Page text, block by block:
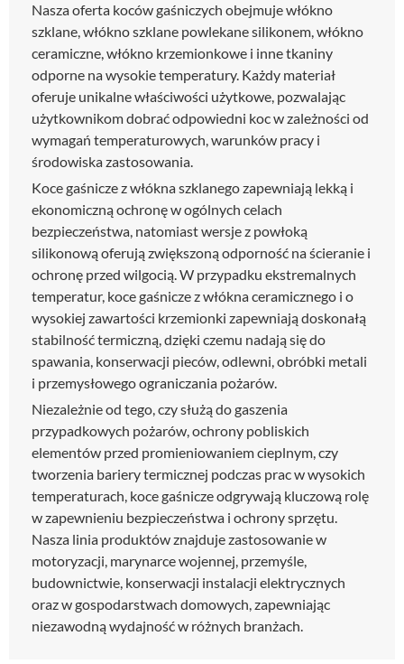
Nasza oferta koców gaśniczych obejmuje włókno
szklane, włókno szklane powlekane silikonem, włókno
ceramiczne, włókno krzemionkowe i inne tkaniny
odporne na wysokie temperatury. Każdy materiał
oferuje unikalne właściwości użytkowe, pozwalając
użytkownikom dobrać odpowiedni koc w zależności od
wymagań temperaturowych, warunków pracy i
środowiska zastosowania.
Koce gaśnicze z włókna szklanego zapewniają lekką i
ekonomiczną ochronę w ogólnych celach
bezpieczeństwa, natomiast wersje z powłoką
silikonową oferują zwiększoną odporność na ścieranie i
ochronę przed wilgocią. W przypadku ekstremalnych
temperatur, koce gaśnicze z włókna ceramicznego i o
wysokiej zawartości krzemionki zapewniają doskonałą
stabilność termiczną, dzięki czemu nadają się do
spawania, konserwacji pieców, odlewni, obróbki metali
i przemysłowego ograniczania pożarów.
Niezależnie od tego, czy służą do gaszenia
przypadkowych pożarów, ochrony pobliskich
elementów przed promieniowaniem cieplnym, czy
tworzenia bariery termicznej podczas prac w wysokich
temperaturach, koce gaśnicze odgrywają kluczową rolę
w zapewnieniu bezpieczeństwa i ochrony sprzętu.
Nasza linia produktów znajduje zastosowanie w
motoryzacji, marynarce wojennej, przemyśle,
budownictwie, konserwacji instalacji elektrycznych
oraz w gospodarstwach domowych, zapewniając
niezawodną wydajność w różnych branżach.